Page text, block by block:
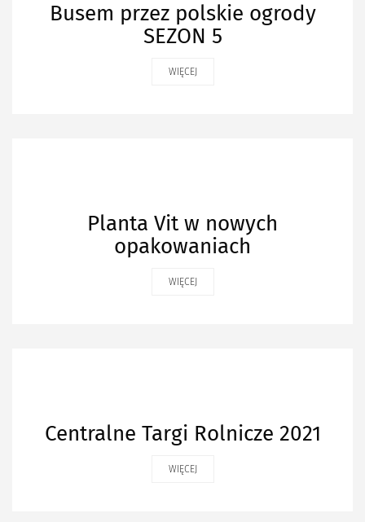
Busem przez polskie ogrody
SEZON 5
WIĘCEJ
Planta Vit w nowych
opakowaniach
WIĘCEJ
Centralne Targi Rolnicze 2021
WIĘCEJ